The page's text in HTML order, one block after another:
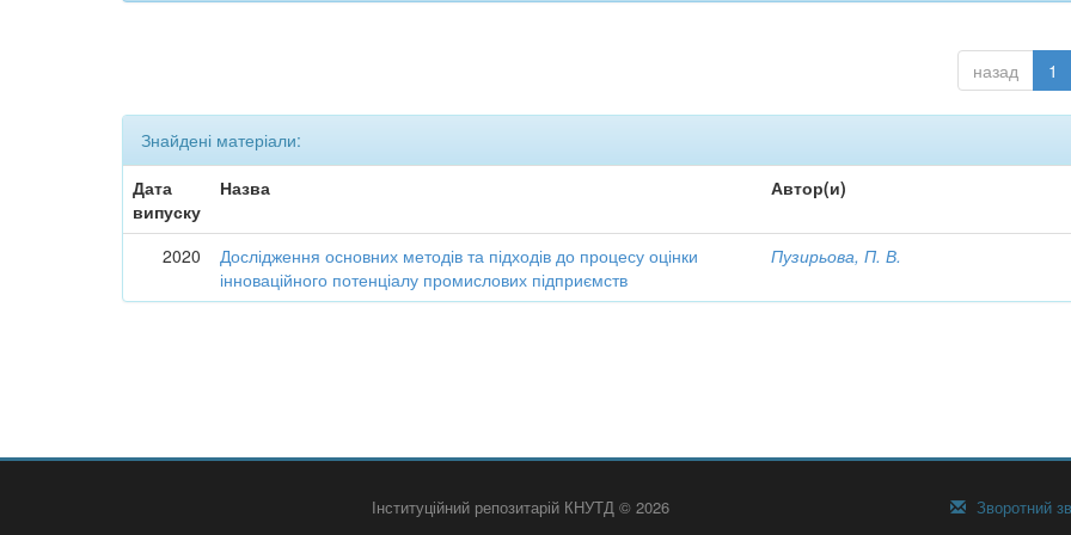
назад 1
Знайдені матеріали:
Дата
випуску
Назва Автор(и)
2020
Дослідження основних методів та підходів до процесу оцінки
інноваційного потенціалу промислових підприємств
Пузирьова, П. В.
Інституційний репозитарій КНУТД © 2026 Зворотний